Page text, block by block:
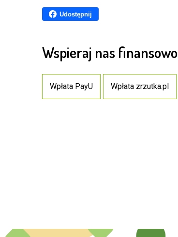
Udostępnij
Wspieraj nas finansowo
Wpłata PayU Wpłata zrzutka.pl